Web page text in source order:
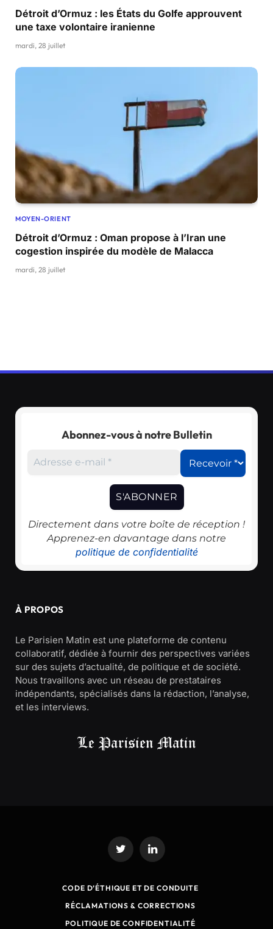
Détroit d’Ormuz : les États du Golfe approuvent
une taxe volontaire iranienne
mardi, 28 juillet
MOYEN-ORIENT
Détroit d’Ormuz : Oman propose à l’Iran une
cogestion inspirée du modèle de Malacca
mardi, 28 juillet
Abonnez-vous à notre Bulletin
Directement dans votre boîte de réception !
Apprenez-en davantage dans notre
politique de confidentialité
À PROPOS
Le Parisien Matin est une plateforme de contenu
collaboratif, dédiée à fournir des perspectives variées
sur des sujets d’actualité, de politique et de société.
Nous travaillons avec un réseau de prestataires
indépendants, spécialisés dans la rédaction, l’analyse,
et les interviews.
Twitter LinkedIn
CODE D’ÉTHIQUE ET DE CONDUITE
RÉCLAMATIONS & CORRECTIONS
POLITIQUE DE CONFIDENTIALITÉ